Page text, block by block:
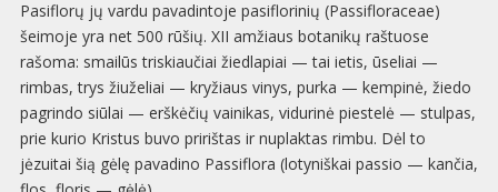
Pasiflorų jų vardu pavadintoje pasiflorinių (Passifloraceae)
šeimoje yra net 500 rūšių. XII amžiaus botanikų raštuose
rašoma: smailūs triskiaučiai žiedlapiai — tai ietis, ūseliai —
rimbas, trys žiuželiai — kryžiaus vinys, purka — kempinė, žiedo
pagrindo siūlai — erškėčių vainikas, vidurinė piestelė — stulpas,
prie kurio Kristus buvo pririštas ir nuplaktas rimbu. Dėl to
jėzuitai šią gėlę pavadino Passiflora (lotyniškai passio — kančia,